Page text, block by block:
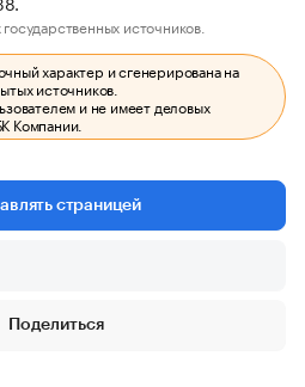
источников.
характер и сгенерирована на
источников.
и не имеет деловых
Компании.
страницей
Поделиться